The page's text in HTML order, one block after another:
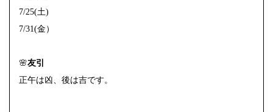
7/25(土)
7/31(金）
🌸友引
正午は凶、後は吉です。